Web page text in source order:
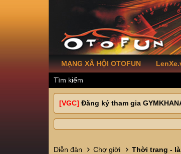
MẠNG XÃ HỘI OTOFUN
Tìm kiếm
[VGC] Đăng ký tham gia
Diễn đàn Chợ giời Thời trang -